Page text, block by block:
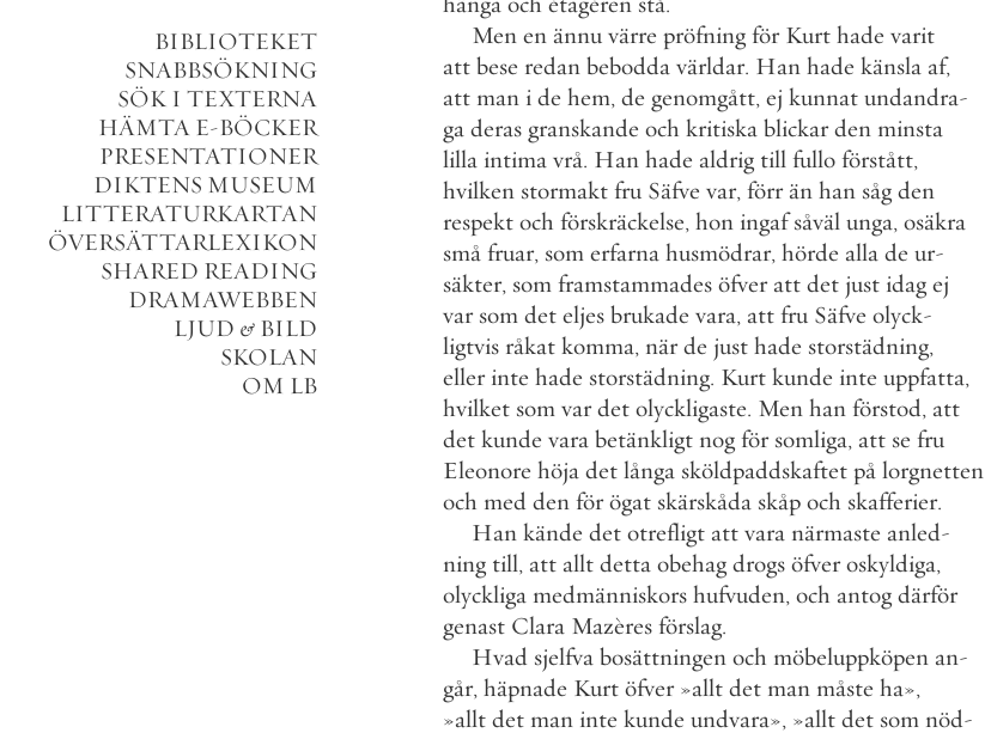
BIBLIOTEKET
SNABBSÖKNING
SÖK I TEXTERNA
HÄMTA E-BÖCKER
PRESENTATIONER
DIKTENS MUSEUM
LITTERATURKARTAN
ÖVERSÄTTARLEXIKON
SHARED READING
DRAMAWEBBEN
LJUD & BILD
SKOLAN
OM LB
Men en ännu värre pröfning för Kurt hade varit
att bese redan bebodda världar. Han hade känsla af,
att man i de hem, de genomgått, ej kunnat undandra-
ga deras granskande och kritiska blickar den minsta
lilla intima vrå. Han hade aldrig till fullo förstått,
hvilken stormakt fru Säfve var, förr än han såg den
respekt och förskräckelse, hon ingaf såväl unga, osäkra
små fruar, som erfarna husmödrar, hörde alla de ur-
säkter, som framstammades öfver att det just idag ej
var som det eljes brukade vara, att fru Säfve olyck-
ligtvis råkat komma, när de just hade storstädning,
eller inte hade storstädning. Kurt kunde inte uppfatta,
hvilket som var det olyckligaste. Men han förstod, att
det kunde vara betänkligt nog för somliga, att se fru
Eleonore höja det långa sköldpaddskaftet på lorgnetten
och med den för ögat skärskåda skåp och skafferier.
Han kände det otrefligt att vara närmaste anled-
ning till, att allt detta obehag drogs öfver oskyldiga,
olyckliga medmänniskors hufvuden, och antog därför
genast Clara Mazères förslag.
Hvad sjelfva bosättningen och möbeluppköpen an-
går, häpnade Kurt öfver »allt det man måste ha»,
»allt det man inte kunde undvara», »allt det som nöd-